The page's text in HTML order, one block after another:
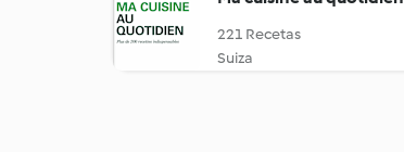
221 Recetas
Suiza